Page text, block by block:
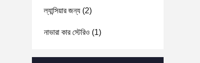
ল্যান্সিয়ার জন্য (2)
নাভারা কার স্টেরিও (1)